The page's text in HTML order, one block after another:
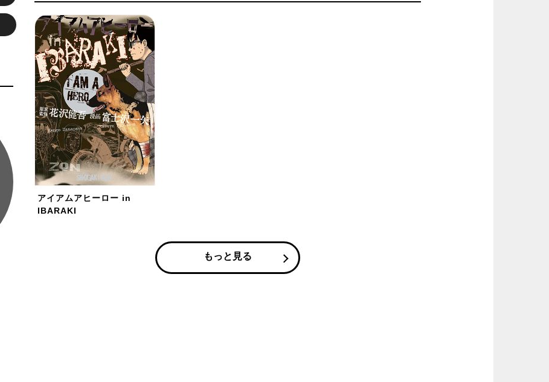
アイアムアヒーロー in
IBARAKI
もっと見る